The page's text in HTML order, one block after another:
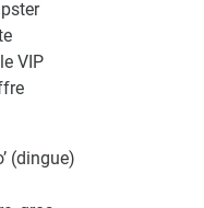
VIP
(dingue)